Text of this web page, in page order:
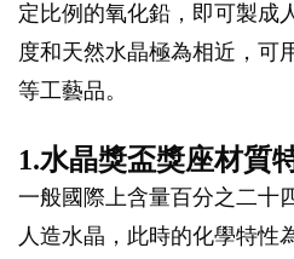
定比例的氧化鉛，即可製成
度和天然水晶極為相近，可
等工藝品。
1.水晶獎盃獎座材質
一般國際上含量百分之二十
人造水晶，此時的化學特性